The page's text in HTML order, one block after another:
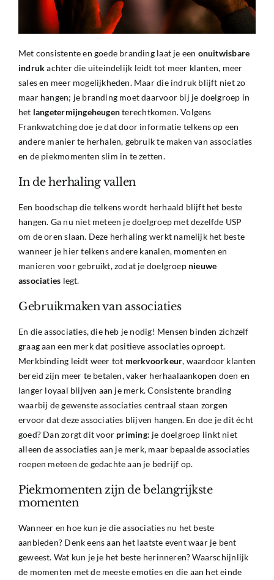
Met consistente en goede branding laat je een onuitwisbare
indrukachter die uiteindelijk leidt tot meer klanten, meer
sales en meer mogelijkheden. Maar die indruk blijft niet zo
maar hangen; je branding moet daarvoor bij je doelgroep in
het langetermijngeheugenterechtkomen. Volgens
Frankwatchingdoe je dat door informatie telkens op een
andere manier te herhalen, gebruik te maken van associaties
en de piekmomenten slim in te zetten.
In de herhaling vallen
Een boodschap die telkens wordt herhaald blijft het beste
hangen. Ga nu niet meteen je doelgroep met dezelfde USP
om de oren slaan. Deze herhaling werkt namelijk het beste
wanneer je hier telkens andere kanalen, momenten en
manieren voor gebruikt, zodat je doelgroep nieuwe
associaties legt.
Gebruikmaken van associaties
En die associaties, die heb je nodig! Mensen binden zichzelf
graag aan een merk dat positieve associaties oproept.
Merkbinding leidt weer tot merkvoorkeur, waardoor klanten
bereid zijn meer te betalen, vaker herhaalaankopen doen en
langer loyaal blijven aan je merk. Consistente branding
waarbij de gewenste associaties centraal staan zorgen
ervoor dat deze associaties blijven hangen. En doe je dit écht
goed? Dan zorgt dit voor priming: je doelgroep linkt niet
alleen de associaties aan je merk, maar bepaalde associaties
roepen meteen de gedachte aan je bedrijf op.
Piekmomenten zijn de belangrijkste
momenten
Wanneer en hoe kun je die associaties nu het beste
aanbieden? Denk eens aan het laatste event waar je bent
geweest. Wat kun je je het beste herinneren? Waarschijnlijk
de momenten met de meeste emoties en die aan het einde